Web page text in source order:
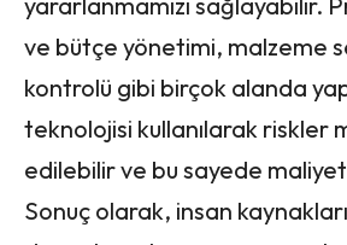
ve bütçe yönetimi, malzeme
kontrolü gibi birçok alanda
teknolojisi kullanılarak riskler
edilebilir ve bu sayede
Sonuç olarak, insan kaynakları